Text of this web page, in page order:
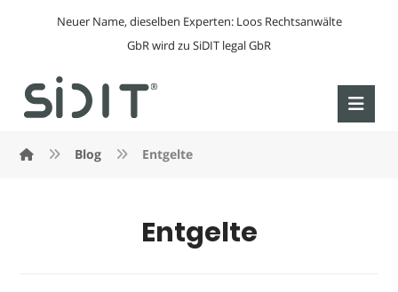
Neuer Name, dieselben Experten: Loos Rechtsanwälte
GbR wird zu SiDIT legal GbR
Blog Entgelte
Entgelte